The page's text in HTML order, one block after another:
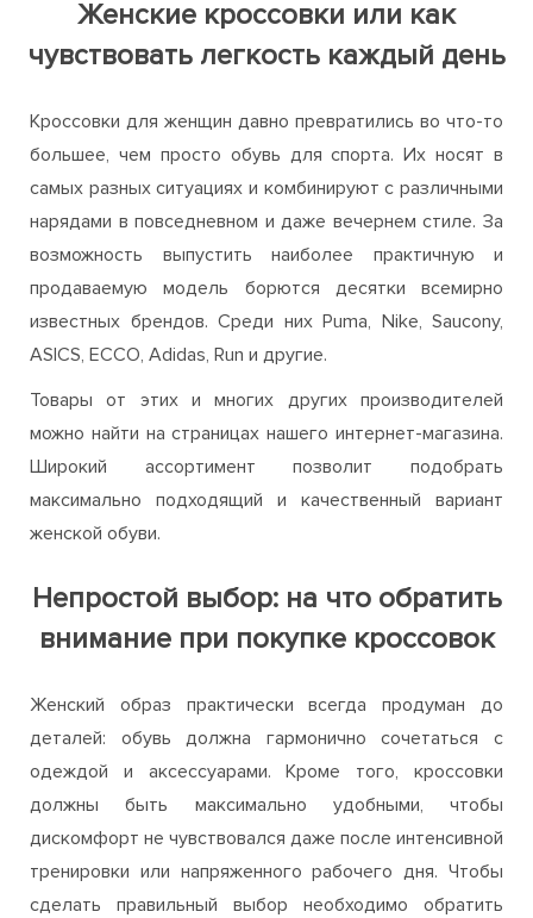
Женские кроссовки или как
чувствовать легкость каждый день
Кроссовки для женщин давно превратились во что-то
большее, чем просто обувь для спорта. Их носят в
самых разных ситуациях и комбинируют с различными
нарядами в повседневном и даже вечернем стиле. За
возможность выпустить наиболее практичную и
продаваемую модель борются десятки всемирно
известных брендов. Среди них Puma, Nike, Saucony,
ASICS, ECCO, Adidas, Run и другие.
Товары от этих и многих других производителей
можно найти на страницах нашего интернет-магазина.
Широкий ассортимент позволит подобрать
максимально подходящий и качественный вариант
женской обуви.
Непростой выбор: на что обратить
внимание при покупке кроссовок
Женский образ практически всегда продуман до
деталей: обувь должна гармонично сочетаться с
одеждой и аксессуарами. Кроме того, кроссовки
должны быть максимально удобными, чтобы
дискомфорт не чувствовался даже после интенсивной
тренировки или напряженного рабочего дня. Чтобы
сделать правильный выбор необходимо обратить